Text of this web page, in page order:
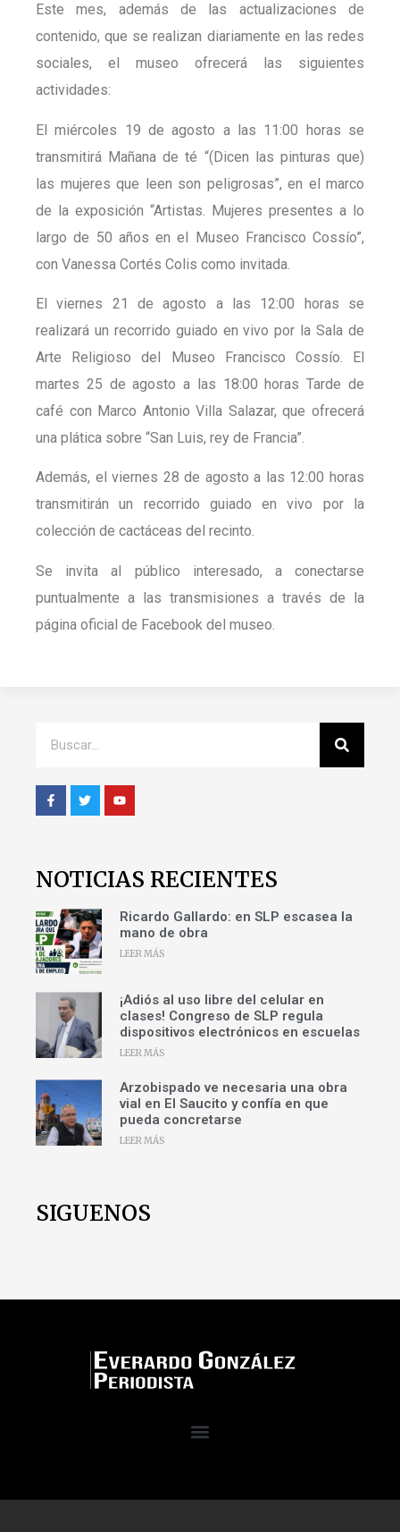
Este mes, además de las actualizaciones de
contenido, que se realizan diariamente en las redes
sociales, el museo ofrecerá las siguientes
actividades:
El miércoles 19 de agosto a las 11:00 horas se
transmitirá Mañana de té “(Dicen las pinturas que)
las mujeres que leen son peligrosas”, en el marco
de la exposición “Artistas. Mujeres presentes a lo
largo de 50 años en el Museo Francisco Cossío”,
con Vanessa Cortés Colis como invitada.
El viernes 21 de agosto a las 12:00 horas se
realizará un recorrido guiado en vivo por la Sala de
Arte Religioso del Museo Francisco Cossío. El
martes 25 de agosto a las 18:00 horas Tarde de
café con Marco Antonio Villa Salazar, que ofrecerá
una plática sobre “San Luis, rey de Francia”.
Además, el viernes 28 de agosto a las 12:00 horas
transmitirán un recorrido guiado en vivo por la
colección de cactáceas del recinto.
Se invita al público interesado, a conectarse
puntualmente a las transmisiones a través de la
página oficial de Facebook del museo.
NOTICIAS RECIENTES
Ricardo Gallardo: en SLP escasea la
mano de obra
LEER MÁS
¡Adiós al uso libre del celular en
clases! Congreso de SLP regula
dispositivos electrónicos en escuelas
LEER MÁS
Arzobispado ve necesaria una obra
vial en El Saucito y confía en que
pueda concretarse
LEER MÁS
SIGUENOS